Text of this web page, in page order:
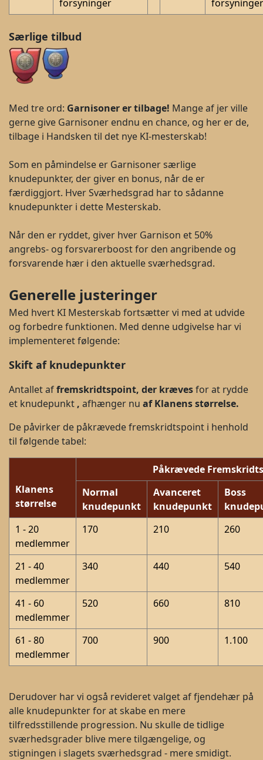
forsyninger
forsyninger
Særlige tilbud
Med tre ord: Garnisoner er tilbage! Mange af jer ville
gerne give Garnisoner endnu en chance, og her er de,
tilbage i Handsken til det nye KI-mesterskab!
Som en påmindelse er Garnisoner særlige
knudepunkter, der giver en bonus, når de er
færdiggjort. Hver Sværhedsgrad har to sådanne
knudepunkter i dette Mesterskab.
Når den er ryddet, giver hver Garnison et 50%
angrebs- og forsvarerboost for den angribende og
forsvarende hær i den aktuelle sværhedsgrad.
Generelle justeringer
Med hvert KI Mesterskab fortsætter vi med at udvide
og forbedre funktionen. Med denne udgivelse har vi
implementeret følgende:
Skift af knudepunkter
Antallet affremskridtspoint, der krævesfor at rydde
et knudepunkt , afhænger nu afKlanensstørrelse.
De påvirker de påkrævede fremskridtspoint i henhold
til følgende tabel:
Klanens
størrelse
Påkrævede
Normal
knudepunkt
Avanceret
knudepunkt
Boss
1 - 20
medlemmer
170 210 260
21 - 40
medlemmer
340 440 540
41 - 60
medlemmer
520 660 810
61 - 80
medlemmer
700 900 1.100
Derudover har vi også revideret valget af fjendehær på
alle knudepunkter for at skabe en mere
tilfredsstillende progression. Nu skulle de tidlige
sværhedsgrader blive mere tilgængelige, og
stigningen i slagets sværhedsgrad - mere smidigt.